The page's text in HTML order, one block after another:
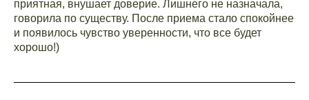
приятная, внушает доверие. Лишнего не назначала,
говорила по существу. После приема стало спокойнее
и появилось чувство уверенности, что все будет
хорошо!)